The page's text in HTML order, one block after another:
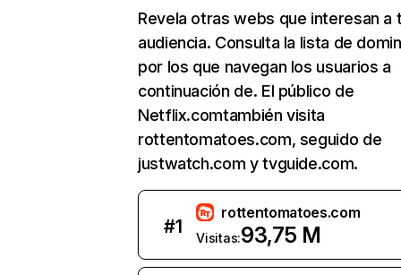
Revela otras webs que interesan a
audiencia. Consulta la lista de
por los que navegan los usuarios a
continuación de. El público de
Netflix.comtambién visita
rottentomatoes.com, seguido de
justwatch.com y tvguide.com.
#1
rottentomatoes.com
Visitas:93,75 M